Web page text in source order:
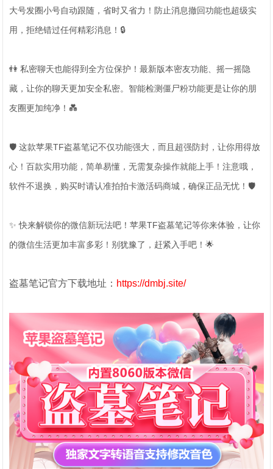
大号发圈小号自动跟随，省时又省力！防止消息撤回功能也超级实
用，拒绝错过任何精彩消息！🔒
👫 私密聊天也能得到全方位保护！最新版本密友功能、摇一摇隐
藏，让你的聊天更加安全私密。智能检测僵尸粉功能更是让你的朋
友圈更加纯净！💑
🛡️ 这款苹果TF盗墓笔记不仅功能强大，而且超强防封，让你用得放
心！百款实用功能，简单易懂，无需复杂操作就能上手！注意哦，
软件不退换，购买时请认准拍拍卡激活码商城，确保正品无忧！🛡️
✨ 快来解锁你的微信新玩法吧！苹果TF盗墓笔记等你来体验，让你
的微信生活更加丰富多彩！别犹豫了，赶紧入手吧！🌟
盗墓笔记官方下载地址： https://dmbj.site/